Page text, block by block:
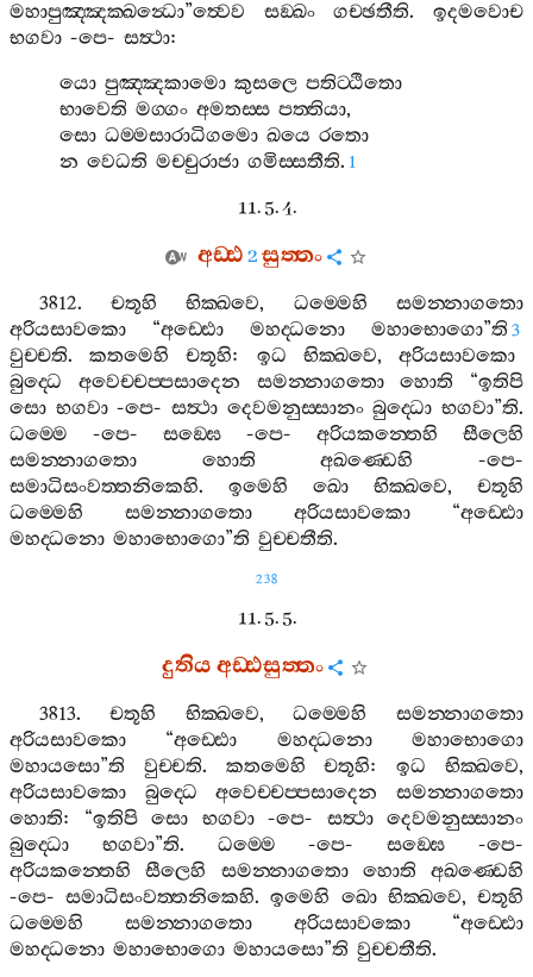
මහාපුඤ‍්ඤක‍්ඛන්‍ධො”ත්‍වෙව සඞ‍්ඛං ගච‍්ඡතීති.ඉදමවොච
භගවා -පෙ- සත්‍ථා:
යො පුඤ‍්ඤකාමො කුසලෙ පතිට‍්ඨිතො
භාවෙති මග‍්ගං අමතස‍්ස පත‍්තියා,
සො ධම‍්මසාරාධිගමො ඛයෙ රතො
න වෙධති මච‍්චුරාජා ගමිස‍්සතීති. 1
11. 5. 4.
අඩ‍්ඪ2සුත‍්තං
3812. චතූහි භික‍්ඛවෙ, ධම‍්මෙහි
සමන‍්නාගතො
අරියසාවකො “අඩ‍්ඪො මහද‍්ධනො මහාභොගො”ති 3
වුච‍්චති.කතමෙහි චතූහි: ඉධ භික‍්ඛවෙ, අරියසාවකො
බුද‍්ධෙ
අවෙච‍්චප‍්පසාදෙන සමන‍්නාගතො හොති “ඉතිපි
සො භගවා-පෙ-සත්‍ථා දෙවමනුස‍්සානං බුද‍්ධො භගවා”ති.
ධම‍්මෙ -පෙ- සඞ‍්ඝෙ -පෙ- අරියකන‍්තෙහි
සීලෙහි
සමන‍්නාගතො
හොති අඛණ‍්ඩෙහි -පෙ-
සමාධිසංවත‍්තනිකෙහි. ඉමෙහි ඛො භික‍්ඛවෙ, චතූහි
ධම‍්මෙහි
සමන‍්නාගතො අරියසාවකො “අඩ‍්ඪො
මහද‍්ධනො මහාභොගො”ති වුච‍්චතීති.
238
11. 5. 5.
දුතියඅඩ‍්ඪසුත‍්තං
3813.චතූහි භික‍්ඛවෙ,ධම‍්මෙහි
සමන‍්නාගතො
අරියසාවකො “අඩ‍්ඪො මහද‍්ධනො
මහාභොගො
මහායසො”ති වුච‍්චති. කතමෙහි චතූහි:ඉධ භික‍්ඛවෙ,
අරියසාවකො
බුද‍්ධෙ අවෙච‍්චප‍්පසාදෙන
සමන‍්නාගතො
හොති: “ඉතිපි සො භගවා-පෙ- සත්‍ථා
දෙවමනුස‍්සානං
බුද‍්ධො
භගවා”ති. ධම‍්මෙ -පෙ-සඞ‍්ඝෙ -පෙ-
අරියකන‍්තෙහි
සීලෙහි සමන‍්නාගතො හොති
අඛණ‍්ඩෙහි
-පෙ-සමාධිසංවත‍්තනිකෙහි.ඉමෙහි ඛො භික‍්ඛවෙ,චතූහි
ධම‍්මෙහි
සමන‍්නාගතො අරියසාවකො “අඩ‍්ඪො
මහද‍්ධනො මහාභොගො මහායසො”ති වුච‍්චතීති.